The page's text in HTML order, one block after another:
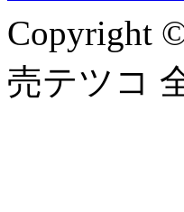
Copyright
売テツコ